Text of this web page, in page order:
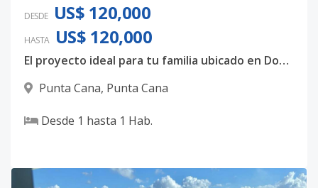
DESDE US$ 120,000
HASTA US$ 120,000
El proyecto ideal para tu familia ubicado en Dowtown, Punta Cana
Punta Cana, Punta Cana
Desde 1 hasta 1 Hab.